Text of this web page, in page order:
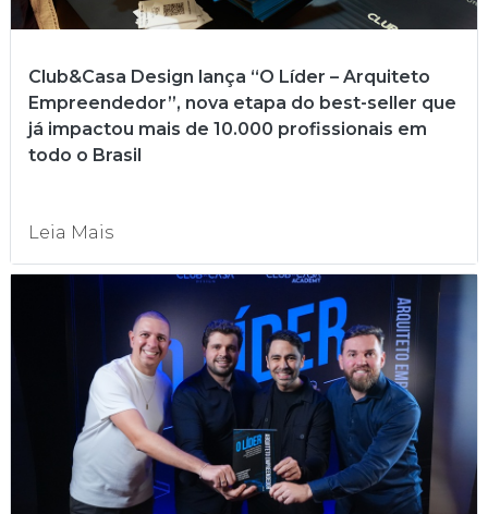
Club&Casa Design lança “O Líder – Arquiteto
Empreendedor”, nova etapa do best-seller que
já impactou mais de 10.000 profissionais em
todo o Brasil
Leia Mais